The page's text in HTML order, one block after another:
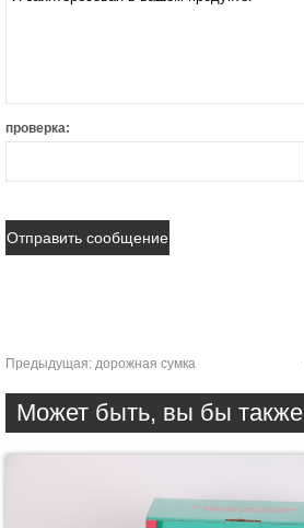
проверка:
Предыдущая: дорожная сумка
Может быть, вы бы также